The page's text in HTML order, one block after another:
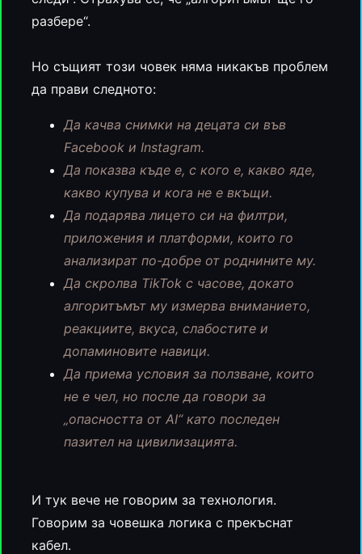
разбере“.
Но същият този човек няма никакъв проблем
да прави следното:
Да качва снимки на децата си във
Facebook и Instagram.
Да показва къде е, с кого е, какво яде,
какво купува и кога не е вкъщи.
Да подарява лицето си на филтри,
приложения и платформи, които го
анализират по-добре от роднините му.
Да скролва TikTok с часове, докато
алгоритъмът му измерва вниманието,
реакциите, вкуса, слабостите и
допаминовите навици.
Да приема условия за ползване, които
не е чел, но после да говори за
„опасността от AI“ като последен
пазител на цивилизацията.
И тук вече не говорим за технология.
Говорим за човешка логика с прекъснат
кабел.